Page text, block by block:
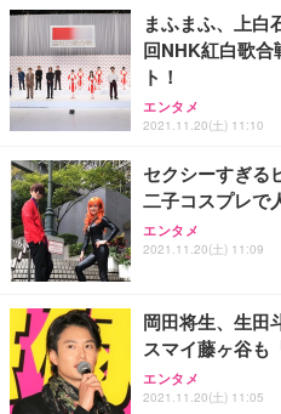
まふまふ、上
回NHK紅白歌合
ト！
エンタメ
2021.11.20(土) 11:10
セクシーすぎる
二子コスプレで
エンタメ
2021.11.20(土) 11:09
岡田将生、生
スマイ藤ヶ谷も
エンタメ
2021.11.20(土) 11:05